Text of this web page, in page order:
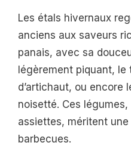
Les étals hivernaux
anciens aux saveurs
panais, avec sa
légèrement piquant,
d’artichaut, ou encore
noisetté. Ces
assiettes, méritent
barbecues.